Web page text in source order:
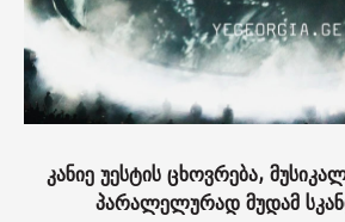
კანიე უესტის ცხოვრება,
პარალელურად მუდამ